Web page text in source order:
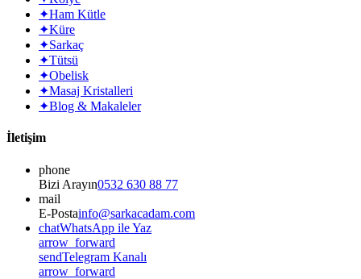
✦Ham Kütle
✦Küre
✦Sarkaç
✦Tütsü
✦Obelisk
✦Masaj Kristalleri
✦Blog & Makaleler
İletişim
phone
Bizi Arayın0532 630 88 77
mail
E-Postainfo@sarkacadam.com
chatWhatsApp ile Yaz
arrow_forward
sendTelegram Kanalı
arrow_forward